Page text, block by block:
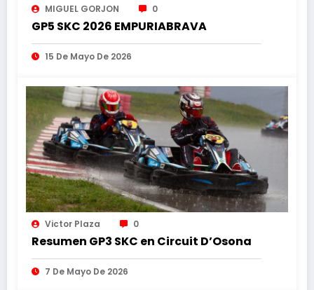
MIGUEL GORJON 0
GP5 SKC 2026 EMPURIABRAVA
15 De Mayo De 2026
Victor Plaza 0
Resumen GP3 SKC en Circuit D’Osona
7 De Mayo De 2026